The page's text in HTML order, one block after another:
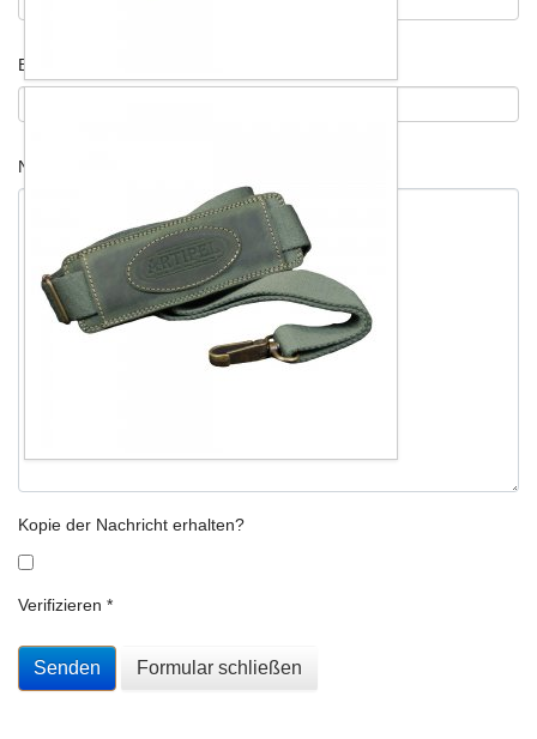
Betreff
Nachricht
Kopie der Nachricht erhalten?
Verifizieren *
Senden Formular schließen